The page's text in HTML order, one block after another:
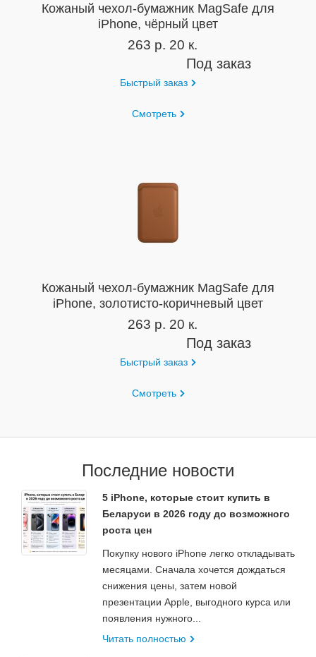
Кожаный чехол-бумажник MagSafe для
iPhone, чёрный цвет
263 р. 20 к.
Под заказ
Быстрый заказ
Смотреть
Кожаный чехол-бумажник MagSafe для
iPhone, золотисто-коричневый цвет
263 р. 20 к.
Под заказ
Быстрый заказ
Смотреть
Последние новости
5 iPhone, которые стоит купить в
Беларуси в 2026 году до возможного
роста цен
Покупку нового iPhone легко откладывать
месяцами. Сначала хочется дождаться
снижения цены, затем новой
презентации Apple, выгодного курса или
появления нужного...
Читать полностью